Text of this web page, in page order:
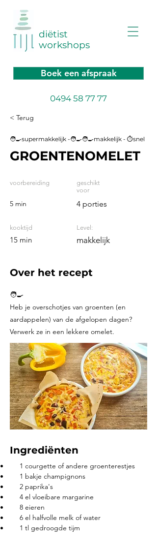
diëtist
workshops
Boek een afspraak
0494 58 77 77
< Terug
🧑‍🍳supermakkelijk -🧑‍🍳🧑‍🍳makkelijk - ⏱️snel
GROENTENOMELET
voorbereiding
5 min
kooktijd
15 min
geschikt
voor
4 porties
Level:
makkelijk
Over het recept
🧑‍🍳
Heb je overschotjes van groenten (en
aardappelen) van de afgelopen dagen?
Verwerk ze in een lekkere omelet.
Ingrediënten
•	1 courgette of andere groenterestjes
•	1 bakje champignons
•	2 paprika's
•	4 el vloeibare margarine
•	8 eieren
•	6 el halfvolle melk of water
•	1 tl gedroogde tijm